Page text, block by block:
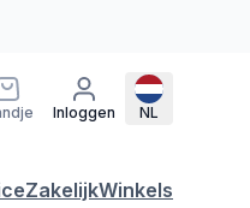
Inloggen NL
ZakelijkWinkels